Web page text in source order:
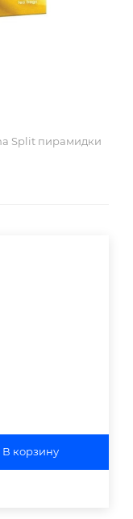
Split пирамидки
В корзину